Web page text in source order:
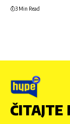
3 Min Read
ČITAJTE